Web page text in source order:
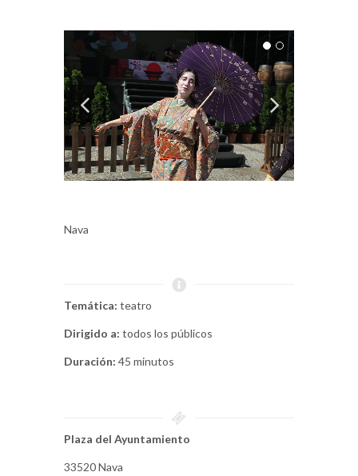
Nava
Temática: teatro
Dirigido a: todos los públicos
Duración: 45 minutos
Plaza del Ayuntamiento
33520 Nava